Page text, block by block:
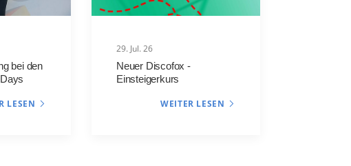
bei den
LESEN
29. Jul. 26
Neuer Discofox -
Einsteigerkurs
WEITER LESEN